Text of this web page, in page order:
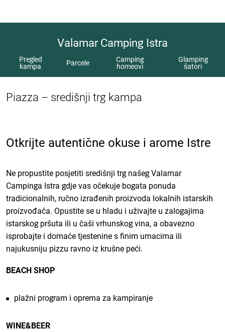
Valamar Camping Istra
Pregled
kampa
Parcele
Camping
homeovi
Glamping
šatori
Piazza – središnji trg kampa
Otkrijte autentične okuse i arome Istre
Ne propustite posjetiti središnji trg našeg Valamar
Campinga Istra gdje vas očekuje bogata ponuda
tradicionalnih, ručno izrađenih proizvoda lokalnih istarskih
proizvođača. Opustite se u hladu i uživajte u zalogajima
istarskog pršuta ili u čaši vrhunskog vina, a obavezno
isprobajte i domaće tjestenine s finim umacima ili
najukusniju pizzu ravno iz krušne peći.
BEACH SHOP
plažni program i oprema za kampiranje
WINE&BEER